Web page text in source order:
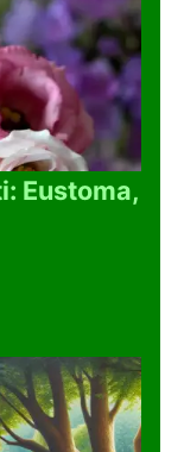
Eustoma,